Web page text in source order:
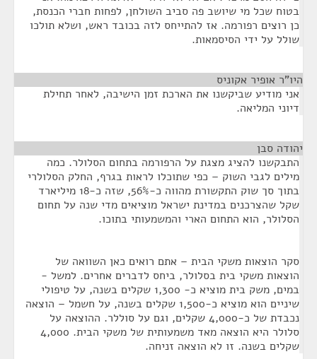
בטוח שכל מי שיושב פה סביב השולחן, לפחות חברי הכנסת,
כן רוצים רפורמה. אז להתייחס לזה בכובד ראש, ושלא תולכו
שולל על ידי הסיסמאות.
היו"ר אופיר אקוניס
אני מודיע שביקשנו את הארכת זמן הישיבה, לאחר תחילת
דיוני המליאה.
יהודה סבן
התבקשנו להציג מצגת על הרפורמה בתחום הסלולר. כמה
מילים לגבי השוק – כפי שתוכלו לראות בגרף, החלק הסלולרי
בתוך סך שוק התקשורת מהווה כ-56%, שזה כ-18 מיליארד
שקל שהצרכנים במדינת ישראל מוציאים מדי שנה על תחום
הסלולר, הוא התחום הארי והמשמעותי בתוכו.
סקר הוצאות משקי הבית – אתם רואים כאן השוואה של
הוצאות משקי בית בסלולר, ביחס לדברים אחרים. למשל -
במים, משק בית מוציא כ- 1,300 שקלים בשנה, על טיפולי
שיניים הוא מוציא כ-1,500 שקלים בשנה, על חשמל – הוצאה
נכבדת של כ-4,000 שקלים, וגם על סוללר. ההוצאה על
סלולר היא הוצאה מאד משמעותית של משקי הבית. 4,000
שקלים בשנה. זו לא הוצאה זניחה.